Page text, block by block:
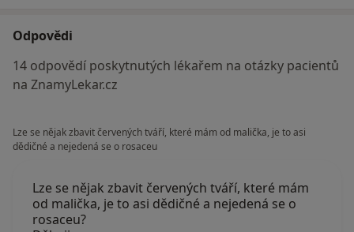
Odpovědi
14 odpovědí poskytnutých lékařem na otázky pacientů
na ZnamyLekar.cz
Lze se nějak zbavit červených tváří, které mám od malička, je to asi
dědičné a nejedená se o rosaceu
Lze se nějak zbavit červených tváří, které mám
od malička, je to asi dědičné a nejedená se o
rosaceu?